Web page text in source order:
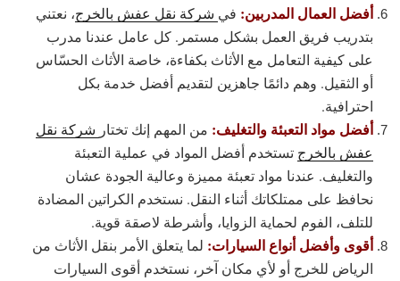
أفضل العمال المدربين: في شركة نقل عفش بالخرج، نعتني
بتدريب فريق العمل بشكل مستمر. كل عامل عندنا مدرب
على كيفية التعامل مع الأثاث بكفاءة، خاصة الأثاث الحسّاس
أو الثقيل. وهم دائمًا جاهزين لتقديم أفضل خدمة بكل
احترافية.
أفضل مواد التعبئة والتغليف: من المهم إنك تختار شركة نقل
عفش بالخرج تستخدم أفضل المواد في عملية التعبئة
والتغليف. عندنا مواد تعبئة مميزة وعالية الجودة عشان
نحافظ على ممتلكاتك أثناء النقل. نستخدم الكراتين المضادة
للتلف، الفوم لحماية الزوايا، وأشرطة لاصقة قوية.
أقوى وأفضل أنواع السيارات: لما يتعلق الأمر بنقل الأثاث من
الرياض للخرج أو لأي مكان آخر، نستخدم أقوى السيارات